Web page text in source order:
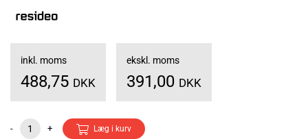
inkl. moms
488,75 DKK
ekskl. moms
391,00 DKK
- + Læg i kurv